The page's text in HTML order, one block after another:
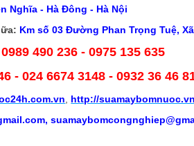
Nghĩa - Hà Đông - Hà Nội
Km số 03 Đường Phan Trọng Tuệ,
490 236 - 0975 135 635
- 024 6674 3148 - 0932 36 46
http://suamaybomnuoc.vn